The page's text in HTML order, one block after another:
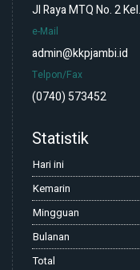
Jl Raya MTQ No. 2
e-Mail
admin@kkpjambi.id
Telpon/Fax
(0740) 573452
Statistik
Hari ini
Kemarin
Mingguan
Bulanan
Total